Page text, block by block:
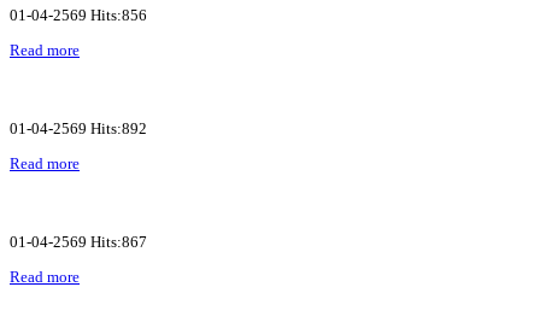
01-04-2569 Hits:856
Read more
01-04-2569 Hits:892
Read more
01-04-2569 Hits:867
Read more